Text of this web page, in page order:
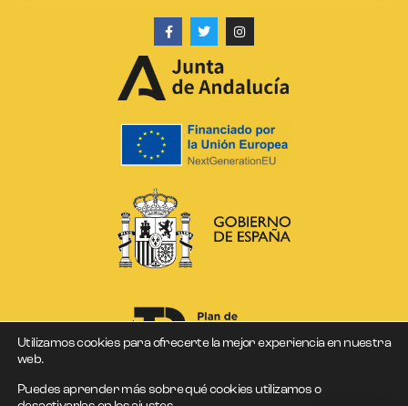
Utilizamos cookies para ofrecerte la mejor experiencia en nuestra
web.
Puedes aprender más sobre qué cookies utilizamos o